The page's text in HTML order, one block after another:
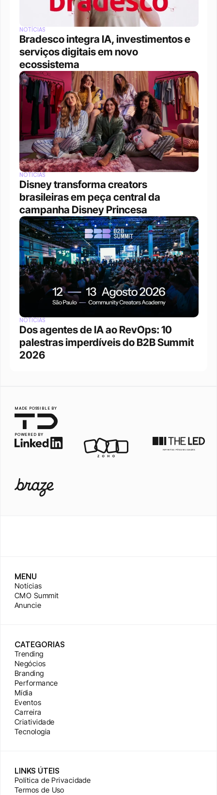
NOTÍCIAS
Bradesco integra IA, investimentos e
serviços digitais em novo
ecossistema
NOTÍCIAS
Disney transforma creators
brasileiras em peça central da
campanha Disney Princesa
NOTÍCIAS
Dos agentes de IA ao RevOps: 10
palestras imperdíveis do B2B Summit
2026
MADE POSSIBLE BY
POWERED BY
MENU
Notícias
CMO Summit
Anuncie
CATEGORIAS
Trending
Negócios
Branding
Performance
Mídia
Eventos
Carreira
Criatividade
Tecnologia
LINKS ÚTEIS
Política de Privacidade
Termos de Uso